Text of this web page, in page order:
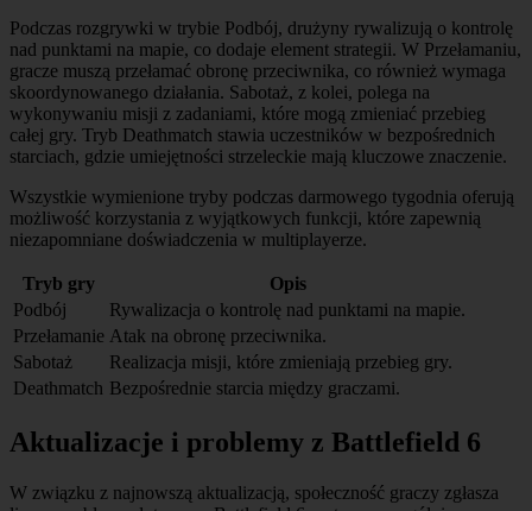
Podczas rozgrywki w trybie Podbój, drużyny rywalizują o kontrolę
nad punktami na mapie, co dodaje element strategii. W Przełamaniu,
gracze muszą przełamać obronę przeciwnika, co również wymaga
skoordynowanego działania. Sabotaż, z kolei, polega na
wykonywaniu misji z zadaniami, które mogą zmieniać przebieg
całej gry. Tryb Deathmatch stawia uczestników w bezpośrednich
starciach, gdzie umiejętności strzeleckie mają kluczowe znaczenie.
Wszystkie wymienione tryby podczas darmowego tygodnia oferują
możliwość korzystania z wyjątkowych funkcji, które zapewnią
niezapomniane doświadczenia w multiplayerze.
Tryb gry
Opis
Podbój
Rywalizacja o kontrolę nad punktami na mapie.
Przełamanie Atak na obronę przeciwnika.
Sabotaż
Realizacja misji, które zmieniają przebieg gry.
Deathmatch Bezpośrednie starcia między graczami.
Aktualizacje i problemy z Battlefield 6
W związku z najnowszą aktualizacją, społeczność graczy zgłasza